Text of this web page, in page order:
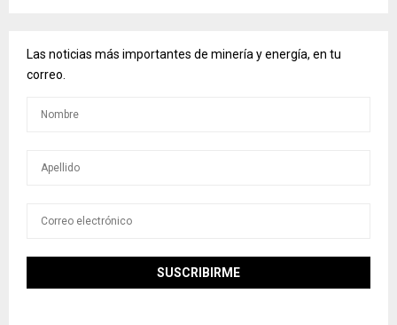
Las noticias más importantes de minería y energía, en tu
correo.